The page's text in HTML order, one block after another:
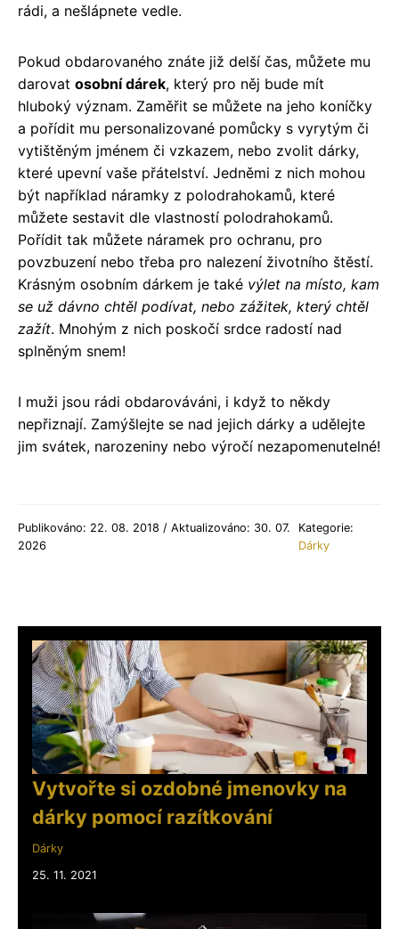
rádi, a nešlápnete vedle.
Pokud obdarovaného znáte již delší čas, můžete mu
darovat osobní dárek, který pro něj bude mít
hluboký význam. Zaměřit se můžete na jeho koníčky
a pořídit mu personalizované pomůcky s vyrytým či
vytištěným jménem či vzkazem, nebo zvolit dárky,
které upevní vaše přátelství. Jedněmi z nich mohou
být například náramky z polodrahokamů, které
můžete sestavit dle vlastností polodrahokamů.
Pořídit tak můžete náramek pro ochranu, pro
povzbuzení nebo třeba pro nalezení životního štěstí.
Krásným osobním dárkem je také výlet na místo, kam
se už dávno chtěl podívat, nebo zážitek, který chtěl
zažít. Mnohým z nich poskočí srdce radostí nad
splněným snem!
I muži jsou rádi obdarováváni, i když to někdy
nepřiznají. Zamýšlejte se nad jejich dárky a udělejte
jim svátek, narozeniny nebo výročí nezapomenutelné!
Publikováno: 22. 08. 2018 / Aktualizováno: 30. 07.
2026
Kategorie:
Dárky
Vytvořte si ozdobné jmenovky na
dárky pomocí razítkování
Dárky
25. 11. 2021